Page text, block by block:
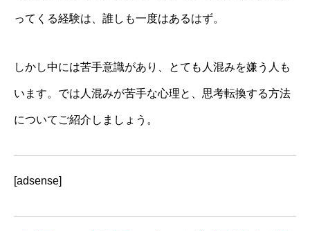
ってくる経験は、誰しも一度はあるはず。
しかし中には苦手意識があり、とても人混みを嫌う人も
います。では人混みが苦手な心理と、思考転換する方法
についてご紹介しましょう。
[adsense]